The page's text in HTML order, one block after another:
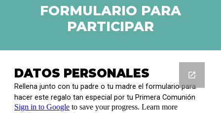
FORMULARIO PARA
PARTICIPAR